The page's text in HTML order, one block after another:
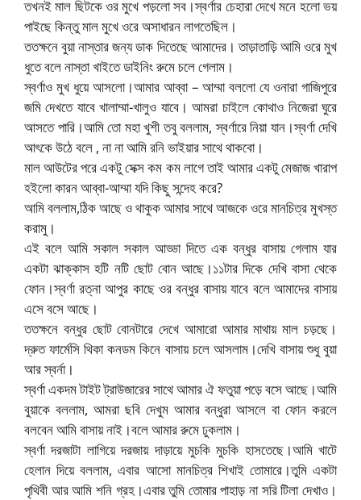
তখনই মাল ছিটকে ওর মুখে পড়লো সব।স্বর্ণার চেহারা দেখে মনে হলো ভয়
পাইছে কিন্তু মাল মুখে ওরে অসাধারন লাগতেছিল।
ততক্ষনে বুয়া নাস্তার জন্য ডাক দিতেছে আমাদের। তাড়াতাড়ি আমি ওরে মুখ
ধুতে বলে নাস্তা খাইতে ডাইনিং রুমে চলে গেলাম।
স্বর্ণাও মুখ ধুয়ে আসলো।আমার আব্বা – আম্মা বললো যে ওনারা গাজিপুরে
জমি দেখতে যাবে খালাম্মা-খালুও যাবে। আমরা চাইলে কোথাও নিজেরা ঘুরে
আসতে পারি।আমি তো মহা খুশী তবু বললাম, স্বর্ণারে নিয়া যান।স্বর্ণা দেখি
আৎকে উঠে বলে , না না আমি রনি ভাইয়ার সাথে থাকবো।
মাল আউটের পরে একটু সেক্স কম কম লাগে তাই আমার একটু মেজাজ খারাপ
হইলো কারন আব্বা-আম্মা যদি কিছু সন্দেহ করে?
আমি বললাম,ঠিক আছে ও থাকুক আমার সাথে আজকে ওরে মানচিত্র মুখস্ত
করামু।
এই বলে আমি সকাল সকাল আড্ডা দিতে এক বন্ধুর বাসায় গেলাম যার
একটা ঝাক্কাস হটি নটি ছোট বোন আছে।১১টার দিকে দেখি বাসা থেকে
ফোন।স্বর্ণা রত্না আপুর কাছে ওর বন্ধুর বাসায় যাবে বলে আমাদের বাসায়
এসে বসে আছে।
ততক্ষনে বন্ধুর ছোট বোনটারে দেখে আমারো আমার মাথায় মাল চড়ছে।
দ্রুত ফার্মেসি থিকা কনডম কিনে বাসায় চলে আসলাম।দেখি বাসায় শুধু বুয়া
আর স্বর্না।
স্বর্ণা একদম টাইট ট্রাউজারের সাথে আমার ঐ ফতুয়া পড়ে বসে আছে।আমি
বুয়াকে বললাম, আমরা ছবি দেখুম আমার বন্ধুরা আসলে বা ফোন করলে
বলবেন আমি বাসায় নাই।বলে আমার রুমে ঢুকলাম।
স্বর্ণা দরজাটা লাগিয়ে দরজায় দাড়ায়ে মুচকি মুচকি হাসতেছে।আমি খাটে
হেলান দিয়ে বললাম, এবার আসো মানচিত্র শিখাই তোমারে।তুমি একটা
পৃথিবী আর আমি শনি গ্রহ।এবার তুমি তোমার পাহাড় না সরি টিলা দেখাও।